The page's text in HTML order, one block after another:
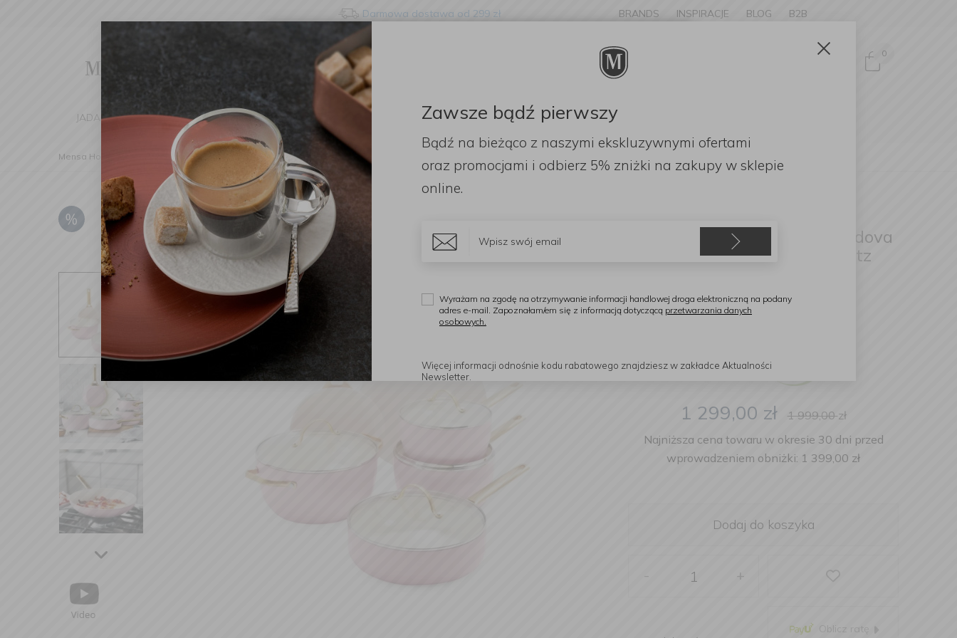
Darmowa dostawa od 299 zł BRANDS INSPIRACJE BLOG B2B
0
JADALNIA KUCHNIA DOM DEKORACJE ZAPACHY DODATKI OGRÓD
Mensa Home Patelnie Patelnie ceramiczne Zestaw garnków i patelni Padova Reserve 10 elementów Quartz Pink
Zestaw garnków i patelni Padova
Reserve 10 elementów Quartz
1 299,00 zł 1 999,00zł
Najniższa cena towaru w okresie 30 dni przed
wprowadzeniem obniżki: 1 399,00 zł
Dodaj do koszyka
+
Change language?
We've detected that your browser language is not Polish. Would you like to
switch to the English version of our website?
Stay here Switch to English
Zawsze bądź pierwszy
Bądź na bieżąco z naszymi ekskluzywnymi ofertami
oraz promocjami i odbierz 5% zniżki na zakupy w sklepie
online.
Wyrażam na zgodę na otrzymywanie informacji handlowej droga elektroniczną na podany
adres e-mail. Zapoznałam/em się z informacją dotyczącą przetwarzania danych
osobowych.
Więcej informacji odnośnie kodu rabatowego znajdziesz w zakładce Aktualności
Newsletter.